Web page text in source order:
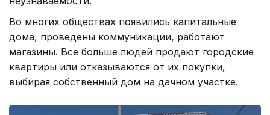
Во многих обществах появились капитальные
дома, проведены коммуникации, работают
магазины. Все больше людей продают городские
квартиры или отказываются от их покупки,
выбирая собственный дом на дачном участке.